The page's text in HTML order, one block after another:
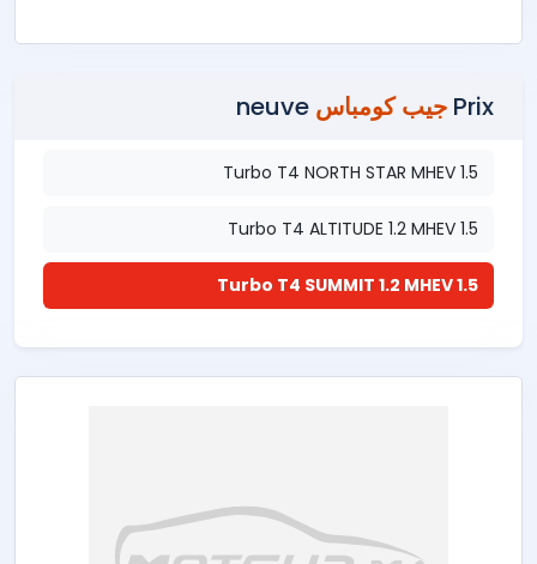
Prix جيب كومباس
1.5 Turbo T4 NORTH STAR MHEV
1.5 Turbo T4 ALTITUDE 1.2 MHEV
1.5 Turbo T4 SUMMIT 1.2 MHEV